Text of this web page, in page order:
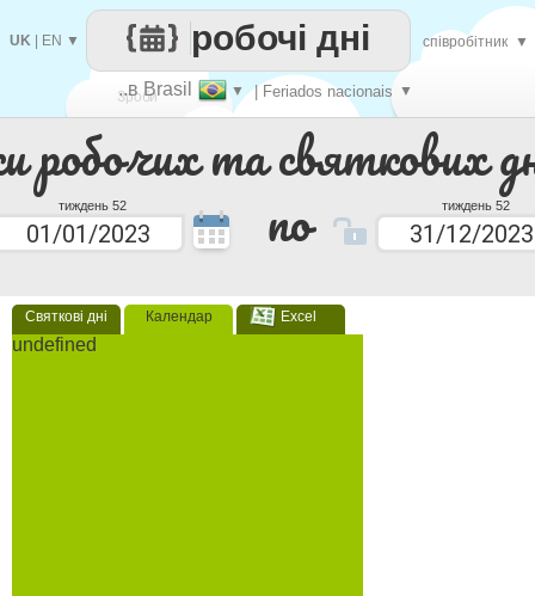
робочих та святкових
тиждень 52 по тиждень 52
Святкові дні Календар Excel
undefined
Зроби
кожен
..в Brasil ▼ | Feriados nacionais ▼
робочі дні
UK EN ▼ співробітник ▼